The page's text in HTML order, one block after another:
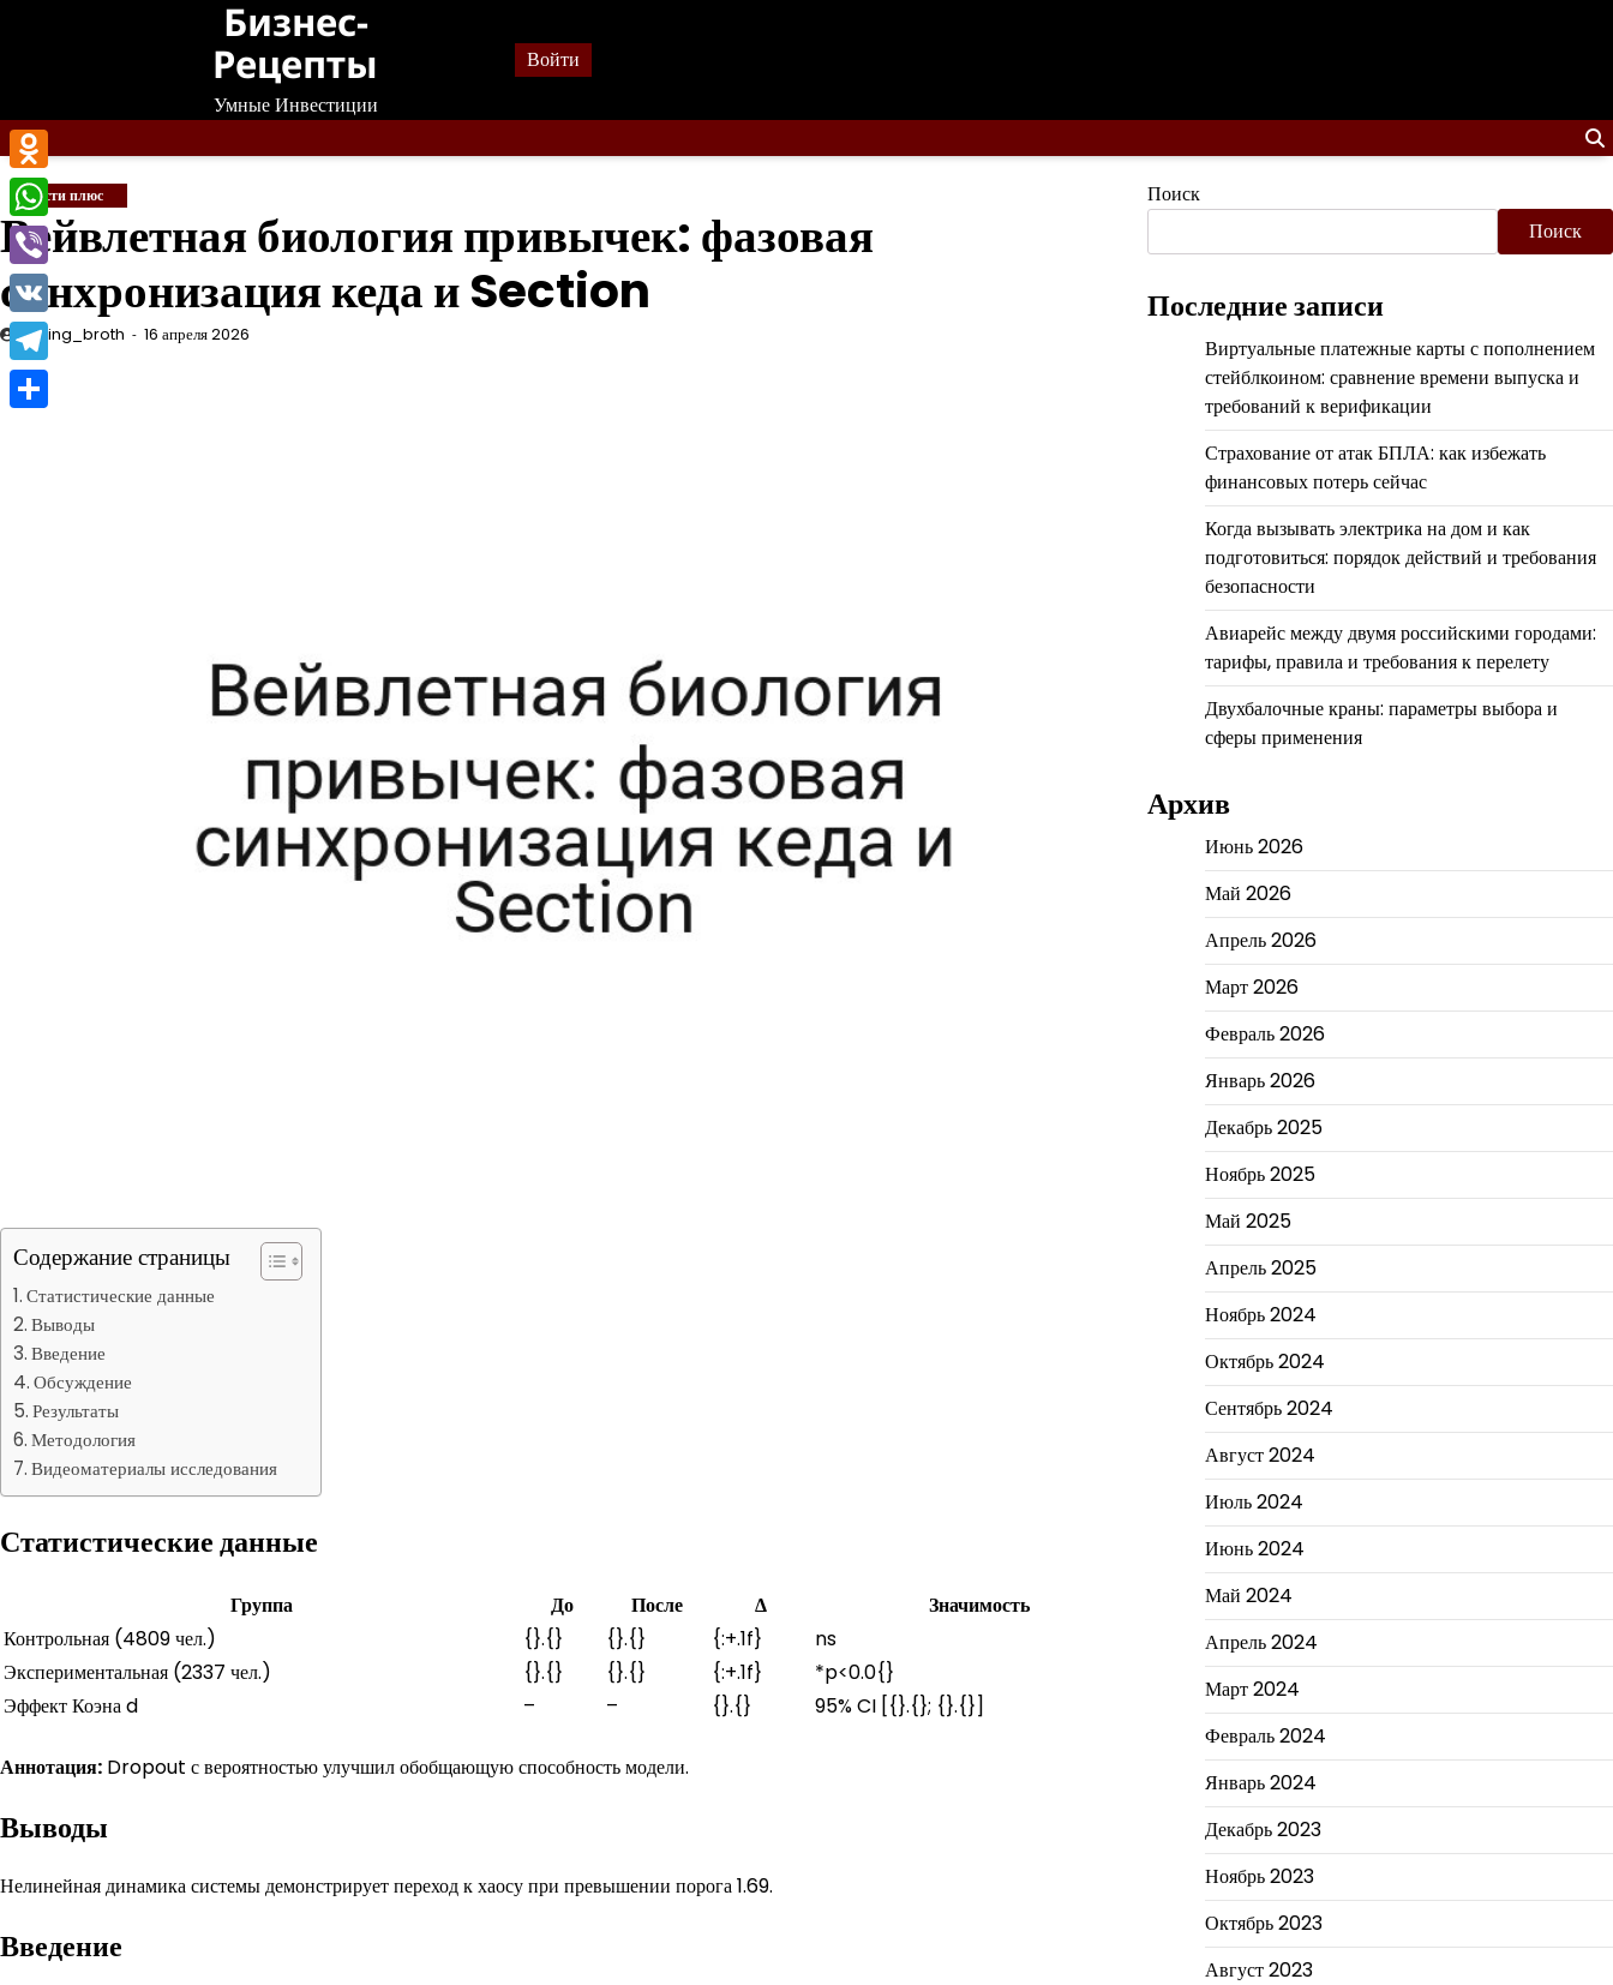
Бизнес-
Рецепты
Умные Инвестиции
Войти
Новости плюс
Вейвлетная биология привычек: фазовая
синхронизация кеда и Section
mining_broth 16 апреля 2026
Содержание страницы
Статистические данные
Выводы
Введение
Обсуждение
Результаты
Методология
Видеоматериалы исследования
Статистические данные
Группа До После Δ
Значимость
Контрольная (4809 чел.)
{}.{} {}.{} {:+.1f}
ns
Экспериментальная (2337 чел.)
{}.{} {}.{} {:+.1f}
*p<0.0{}
Эффект Коэна d
– – {}.{} 95% CI [{}.{}; {}.{}]
Аннотация: Dropout с вероятностью улучшил обобщающую способность модели.
Выводы
Нелинейная динамика системы демонстрирует переход к хаосу при превышении порога 1.69.
Введение
Поиск
Поиск
Последние записи
Виртуальные платежные карты с пополнением
стейблкоином: сравнение времени выпуска и
требований к верификации
Страхование от атак БПЛА: как избежать
финансовых потерь сейчас
Когда вызывать электрика на дом и как
подготовиться: порядок действий и требования
безопасности
Авиарейс между двумя российскими городами:
тарифы, правила и требования к перелету
Двухбалочные краны: параметры выбора и
сферы применения
Архив
Июнь 2026
Май 2026
Апрель 2026
Март 2026
Февраль 2026
Январь 2026
Декабрь 2025
Ноябрь 2025
Май 2025
Апрель 2025
Ноябрь 2024
Октябрь 2024
Сентябрь 2024
Август 2024
Июль 2024
Июнь 2024
Май 2024
Апрель 2024
Март 2024
Февраль 2024
Январь 2024
Декабрь 2023
Ноябрь 2023
Октябрь 2023
Август 2023
Odnoklassniki
WhatsApp
Viber
VK
Telegram